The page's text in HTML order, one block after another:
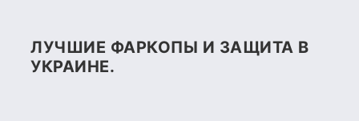
ЛУЧШИЕ ФАРКОПЫ И ЗАЩИТА В
УКРАИНЕ.